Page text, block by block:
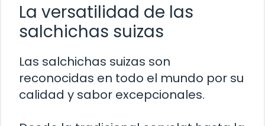
La versatilidad de las
salchichas suizas
Las salchichas suizas son
reconocidas en todo el mundo por su
calidad y sabor excepcionales.